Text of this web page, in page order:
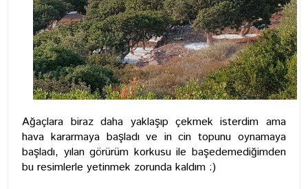
Ağaçlara biraz daha yaklaşıp çekmek isterdim ama
hava kararmaya başladı ve in cin topunu oynamaya
başladı, yılan görürüm korkusu ile başedemediğimden
bu resimlerle yetinmek zorunda kaldım :)